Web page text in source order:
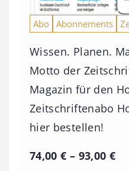
Abo Abonnements
Wissen. Planen.
Motto der
Magazin für den
Zeitschriftenabo
hier bestellen!
74,00€ – 93,00 €P